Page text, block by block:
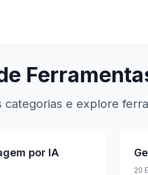
categorias e explore
por IA
20